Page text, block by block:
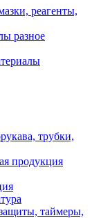
реагенты,
разное
трубки,
продукция
таймеры,